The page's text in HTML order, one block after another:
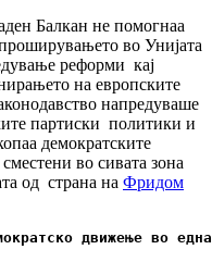
Балкан не помогнаа
во Унијата
реформи кај
на европските
напредуваше
партиски политики и
демократските
во сивата зона
од страна на Фридом
движење во